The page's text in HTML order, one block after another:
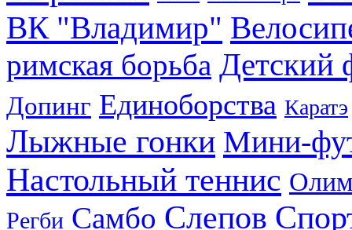
ВК "Владимир"
римская борьба Детский
Допинг Единоборства Каратэ
Лыжные гонки Мини-
Настольный теннис
Регби Самбо Слепов